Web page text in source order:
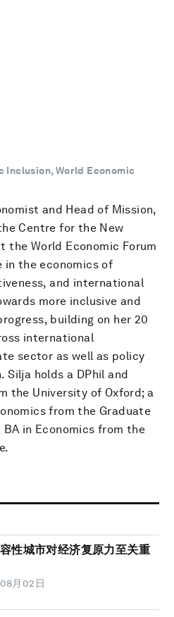
Inclusion, World Economic
and Head of Mission,
Centre for the New
the World Economic Forum
the economics of
and international
more inclusive and
building on her 20
international
sector as well as policy
Silja holds a DPhil and
the University of Oxford; a
from the Graduate
in Economics from the
性城市对经济复原力至关重
月02日